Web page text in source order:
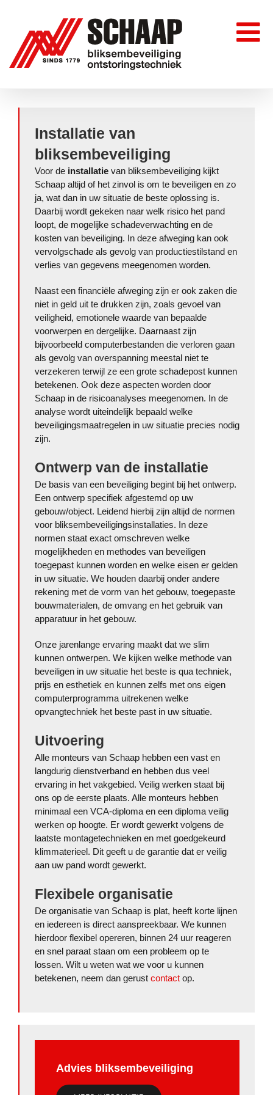
content
Installatie van
bliksembeveiliging
Voor de installatie van bliksembeveiliging kijkt
Schaap altijd of het zinvol is om te beveiligen en zo
ja, wat dan in uw situatie de beste oplossing is.
Daarbij wordt gekeken naar welk risico het pand
loopt, de mogelijke schadeverwachting en de
kosten van beveiliging. In deze afweging kan ook
vervolgschade als gevolg van productiestilstand en
verlies van gegevens meegenomen worden.
Naast een financiële afweging zijn er ook zaken die
niet in geld uit te drukken zijn, zoals gevoel van
veiligheid, emotionele waarde van bepaalde
voorwerpen en dergelijke. Daarnaast zijn
bijvoorbeeld computerbestanden die verloren gaan
als gevolg van overspanning meestal niet te
verzekeren terwijl ze een grote schadepost kunnen
betekenen. Ook deze aspecten worden door
Schaap in de risicoanalyses meegenomen. In de
analyse wordt uiteindelijk bepaald welke
beveiligingsmaatregelen in uw situatie precies nodig
zijn.
Ontwerp van de installatie
De basis van een beveiliging begint bij het ontwerp.
Een ontwerp specifiek afgestemd op uw
gebouw/object. Leidend hierbij zijn altijd de normen
voor bliksembeveiligingsinstallaties. In deze
normen staat exact omschreven welke
mogelijkheden en methodes van beveiligen
toegepast kunnen worden en welke eisen er gelden
in uw situatie. We houden daarbij onder andere
rekening met de vorm van het gebouw, toegepaste
bouwmaterialen, de omvang en het gebruik van
apparatuur in het gebouw.
Onze jarenlange ervaring maakt dat we slim
kunnen ontwerpen. We kijken welke methode van
beveiligen in uw situatie het beste is qua techniek,
prijs en esthetiek en kunnen zelfs met ons eigen
computerprogramma uitrekenen welke
opvangtechniek het beste past in uw situatie.
Uitvoering
Alle monteurs van Schaap hebben een vast en
langdurig dienstverband en hebben dus veel
ervaring in het vakgebied. Veilig werken staat bij
ons op de eerste plaats. Alle monteurs hebben
minimaal een VCA-diploma en een diploma veilig
werken op hoogte. Er wordt gewerkt volgens de
laatste montagetechnieken en met goedgekeurd
klimmaterieel. Dit geeft u de garantie dat er veilig
aan uw pand wordt gewerkt.
Flexibele organisatie
De organisatie van Schaap is plat, heeft korte lijnen
en iedereen is direct aanspreekbaar. We kunnen
hierdoor flexibel opereren, binnen 24 uur reageren
en snel paraat staan om een probleem op te
lossen. Wilt u weten wat we voor u kunnen
betekenen, neem dan gerust contact op.
Advies bliksembeveiliging